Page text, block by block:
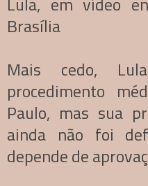
Brasília
Mais cedo,
procedimento
Paulo, mas sua
ainda não foi
depende de